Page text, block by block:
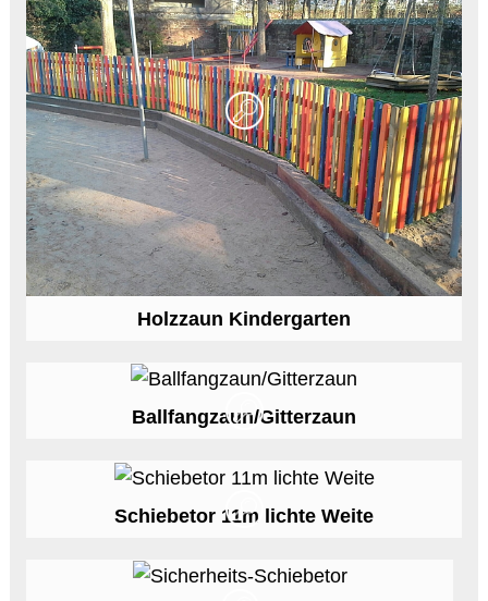
Holzzaun Kindergarten
Ballfangzaun/Gitterzaun
Schiebetor 11m lichte Weite